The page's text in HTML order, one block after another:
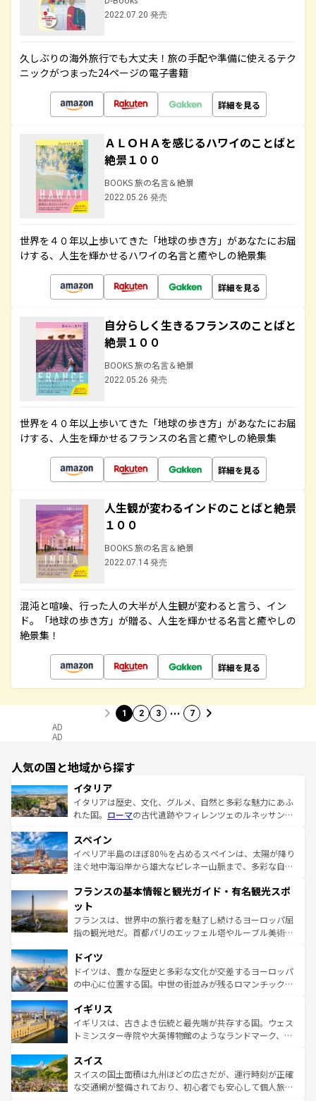
2022.07.20 発売
久しぶりの海外旅行でも大丈夫！旅の手配や準備に使えるテク
ニックがつまった24ページの電子書籍
詳細を見る
ＡＬＯＨＡを感じるハワイのことばと
絶景１００
BOOKS 旅の名言＆絶景
2022.05.26 発売
世界を４０年以上歩いてきた「地球の歩き方」があなたにお届
けする、人生を輝かせるハワイの名言と癒やしの絶景集
詳細を見る
自分らしく生きるフランスのことばと
絶景１００
BOOKS 旅の名言＆絶景
2022.05.26 発売
世界を４０年以上歩いてきた「地球の歩き方」があなたにお届
けする、人生を輝かせるフランスの名言と癒やしの絶景集
詳細を見る
人生観が変わるインドのことばと絶景
１００
BOOKS 旅の名言＆絶景
2022.07.14 発売
混沌と喧噪、行った人の大半が人生観が変わると言う、イン
ド。「地球の歩き方」が贈る、人生を輝かせる名言と癒やしの
絶景集！
詳細を見る
1 2 3 … 7
AD
AD
人気の国と地域から探す
イタリア
イタリアは歴史、文化、グルメ、自然と多彩な魅力にあふ
れた国。 ローマの古代遺跡やフィレンツェのルネッサンス
ろん、トスカーナの美しい田園風景やアマルフィ海岸の絶
景など、自然景観も見逃せない。観光の合間には、本場の
ピザやパスタなど、絶品のイタリア料理を堪能することも
ませてくれるイタリアで、忘れられない旅をしてみよう！
なお、新着のイタリア情報は
しい。
スペイン
イベリア半島のほぼ80％を占めるスペインは、太陽が降り
注ぐ地中海沿岸から雄大なピレネー山脈まで、多彩な自然
文化が根付くこの国では、情熱的なフラメンコ、熱気あふ
れる闘牛、そして美味しいタパスが生活の一部となってい
る。首都マドリードの洗練された雰囲気や、バルセロナの
アートに溢れた街角から、地方では古代ローマ遺跡や中世
せる。地方によって風土や気候が異なるスペインはその個
性で訪れる人を魅了する。 なお、新着のスペイン情報は コ
ンテンツ一覧を参照してほしい。
フランスの基本情報と観光ガイド・有名観光スポ
ット
フランスは、世界中の旅行者を魅了し続けるヨーロッパ屈
指の観光地だ。首都パリのエッフェル塔やルーブル美術館
で、幅広い魅力が詰まっている。華麗な宮殿、歴史的な大
聖堂、美しいビーチ、そして豊かな自然が、訪れる者を心
から魅了する。また、フランスは美食の国としても知ら
いる。シャンパンの発祥地であるランス、プロヴァンスの
香り高いラベンダー畑など、多彩な楽しみ方が可能だ。さ
らに、パリ以外の地域にも魅力が溢れており、どの街角に
れる地方に足を運ぶとそれぞれで全く異なる文化を体験で
きるだろう。 なお、新着のフランス情報はコンテンツ一覧
を参照してほしい。
ドイツ
ドイツは、豊かな歴史と多彩な文化が交差するヨーロッパ
の中心に位置する国。中世の街並みが残るロマンチック街
顔を持つこの国は、どこを歩いても飽きることがない。ベ
ルリンの文化的活気、バイエルン州のアルプスの絶景、そ
してライン川沿いのワイン畑といった風景は必見。ビール
は、お酒好きな人にはぜひ体験してほしい。 なお、新着の
ドイツ情報はコンテンツ一覧を参照してほしい。
イギリス
イギリスは、古きよき伝統と最先端が共存する国。ウェス
トミンスター寺院や大英博物館のようなランドマーク、歴
リアごとに異なる魅力がある。また、優雅なアフタヌーン
ティー、ビール好きにはたまらない英国パブ、サッカー観
戦など、本場だからこそできる体験も豊富。イギリスを旅
スイス
スイスの国土面積は九州ほどの広さだが、運行時刻が正確
な交通網が整備されており、初心者でも安心して個人旅行